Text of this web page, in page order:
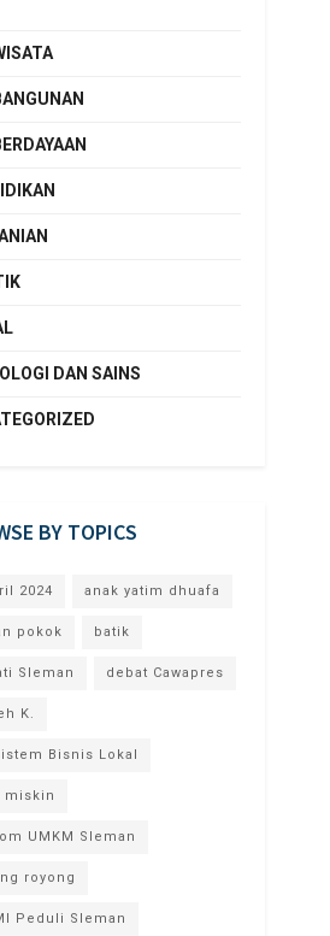
DAN SAINS
BY TOPICS
2024 anak yatim dhuafa
pokok batik
Sleman debat Cawapres
K.
Bisnis Lokal
miskin
UMKM Sleman
royong
Peduli Sleman